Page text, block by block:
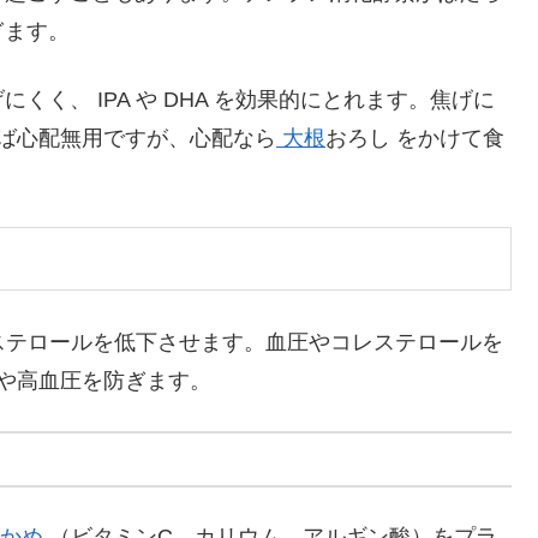
す。
くく、 IPA や DHA を効果的にとれます。焦げに
心配無用ですが、心配なら 大根おろし をかけて食
ロールを低下させます。血圧やコレステロールを
高血圧を防ぎます。